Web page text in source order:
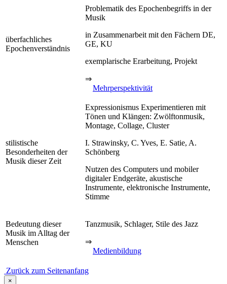
überfachliches
Epochenverständnis
Problematik des Epochenbegriffs in der
Musik
in Zusammenarbeit mit den Fächern DE,
GE, KU
exemplarische Erarbeitung, Projekt
⇒
Mehrperspektivität
stilistische
Besonderheiten der
Musik dieser Zeit
Expressionismus Experimentieren mit
Tönen und Klängen: Zwölftonmusik,
Montage, Collage, Cluster
I. Strawinsky, C. Yves, E. Satie, A.
Schönberg
Nutzen des Computers und mobiler
digitaler Endgeräte, akustische
Instrumente, elektronische Instrumente,
Stimme
Bedeutung dieser
Musik im Alltag der
Menschen
Tanzmusik, Schlager, Stile des Jazz
⇒
Medienbildung
Zurück zum Seitenanfang
×